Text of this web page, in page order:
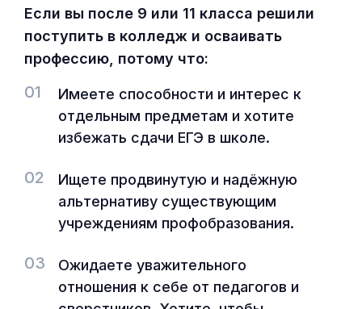
Если вы после 9 или 11 класса решили
поступить в колледж и осваивать
профессию, потому что:
01
Имеете способности и интерес к
отдельным предметам и хотите
избежать сдачи ЕГЭ в школе.
02
Ищете продвинутую и надёжную
альтернативу существующим
учреждениям профобразования.
03
Ожидаете уважительного
отношения к себе от педагогов и